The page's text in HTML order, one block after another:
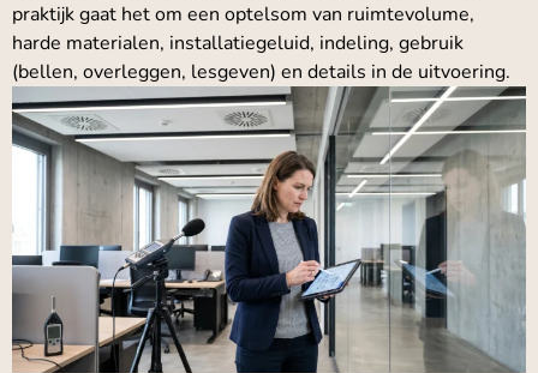
praktijk gaat het om een optelsom van ruimtevolume,
harde materialen, installatiegeluid, indeling, gebruik
(bellen, overleggen, lesgeven) en details in de uitvoering.